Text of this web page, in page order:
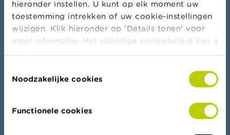
hieronder instellen. U kunt op elk moment uw
toestemming intrekken of uw cookie-instellingen
wijzigen. Klik hieronder op ‘Details tonen’ voor
meer informatie. Het volledige cookiebeleid kan u
Noodzakelijke cookies
Functionele cookies
Meer nieuws & waarschuwingen
Bankierseed